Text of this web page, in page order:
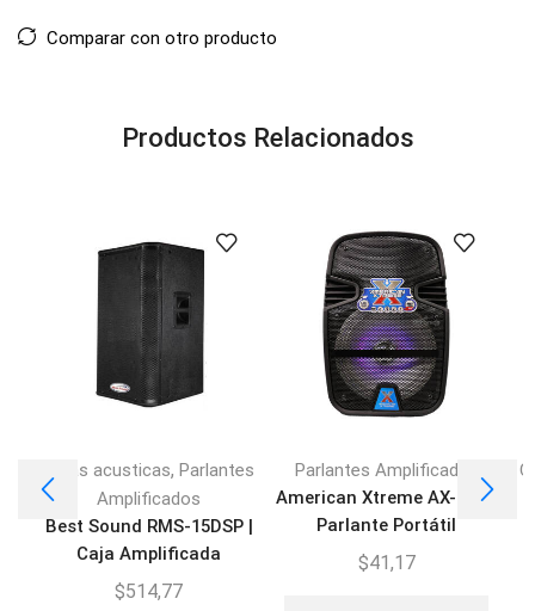
Comparar con otro producto
Productos Relacionados
Cajas acusticas, Parlantes
Amplificados
Best Sound RMS-15DSP |
Caja Amplificada
$514,77
Parlantes Amplificados
American Xtreme AX-LG8 |
Parlante Portátil
Amplificado 8″
$41,17